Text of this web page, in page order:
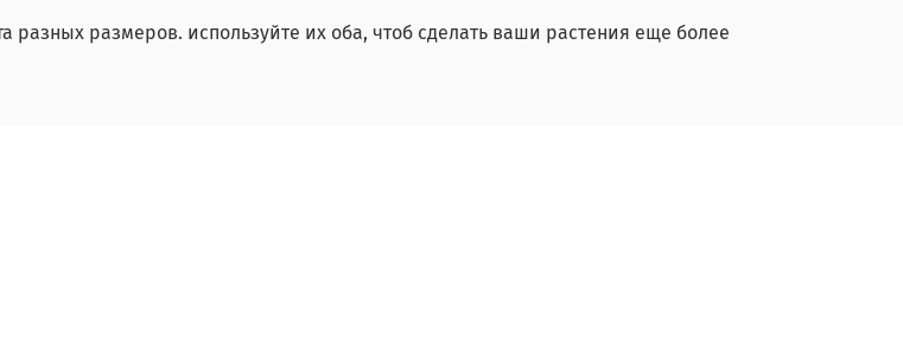
размеров. используйте их оба, чтоб сделать ваши растения еще более